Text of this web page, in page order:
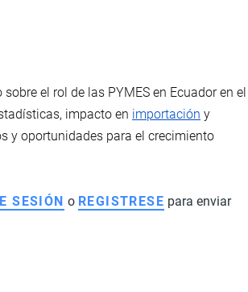
el rol de las PYMES en Ecuador en el
impacto en importación y
y oportunidades para el crecimiento
SESIÓN o REGISTRESE para enviar